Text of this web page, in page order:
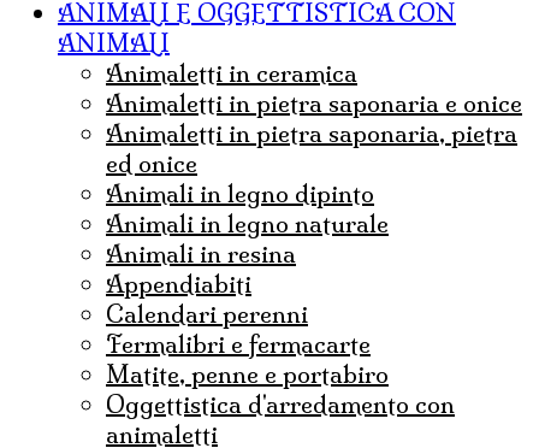
ANIMALI E OGGETTISTICA CON
ANIMALI
animaletti in ceramica
animaletti in pietra saponaria e onice
Animaletti in pietra saponaria, pietra
ed onice
animali in legno dipinto
animali in legno naturale
animali in resina
appendiabiti
calendari perenni
fermalibri e fermacarte
matite, penne e portabiro
oggettistica d'arredamento con
animaletti